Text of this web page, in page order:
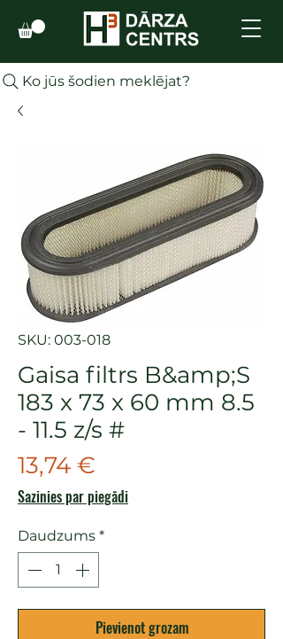
Ko jūs šodien meklējat?
SKU: 003-018
Gaisa filtrs B&amp;S
183 x 73 x 60 mm 8.5
- 11.5 z/s #
13,74 €
Sazinies par piegādi
Daudzums *
Pievienot grozam